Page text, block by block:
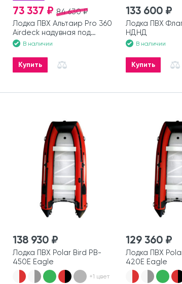
84 630 ₽
73 337 ₽
Лодка ПВХ Альтаир Pro 360
Airdeck надувная под
мотор
В наличии
Купить
133 600 ₽
Лодка ПВХ
НДНД
В наличии
Купить
138 930 ₽
Лодка ПВХ Polar Bird PB-
450E Eagle
+1 цвет
129 360 ₽
Лодка ПВХ
420E Eagle